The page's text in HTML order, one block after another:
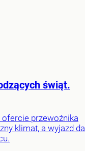
świąt.
przewoźnika
klimat, a wyjazd da